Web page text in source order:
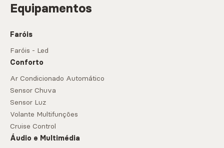
Equipamentos
Faróis
Faróis - Led
Conforto
Ar Condicionado Automático
Sensor Chuva
Sensor Luz
Volante Multifunções
Cruise Control
Áudio e Multimédia